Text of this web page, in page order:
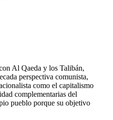
Al Qaeda y los Talibán,
perspectiva comunista,
como el capitalismo
complementarias del
pueblo porque su objetivo